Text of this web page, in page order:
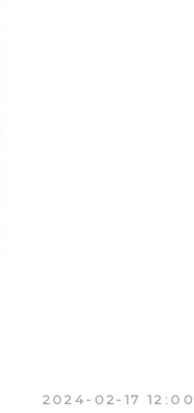
US
2024-02-17 12:00